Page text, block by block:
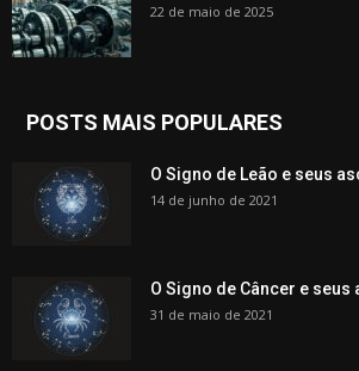
22 de maio de 2025
POSTS MAIS POPULARES
O Signo de Leão e seus
14 de junho de 2021
O Signo de Câncer e seus
31 de maio de 2021